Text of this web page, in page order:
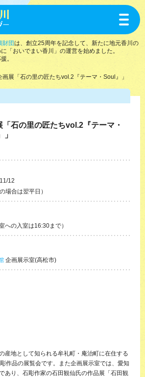
toggle
財団は、創立25周年を記念して、新たに地元香川の
「おいでまい香川」の運営を始めました。
。
画展「石の里の匠たちvol.2『テーマ・Soul』」
「石の里の匠たちvol.2『テーマ・
12
場合は翌平日）
への入室は16:30まで）
企画展示室(高松市)
産地として知られる牟礼町・庵治町に在住する
作品の展覧会です。また企画展示室では、愛知
あり、石彫作家の石田観仙氏の作品展「石田観